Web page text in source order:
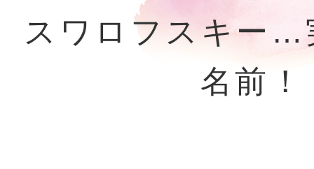
スワロフスキー…
名前！